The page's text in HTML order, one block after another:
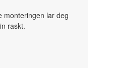
monteringen lar deg
raskt.